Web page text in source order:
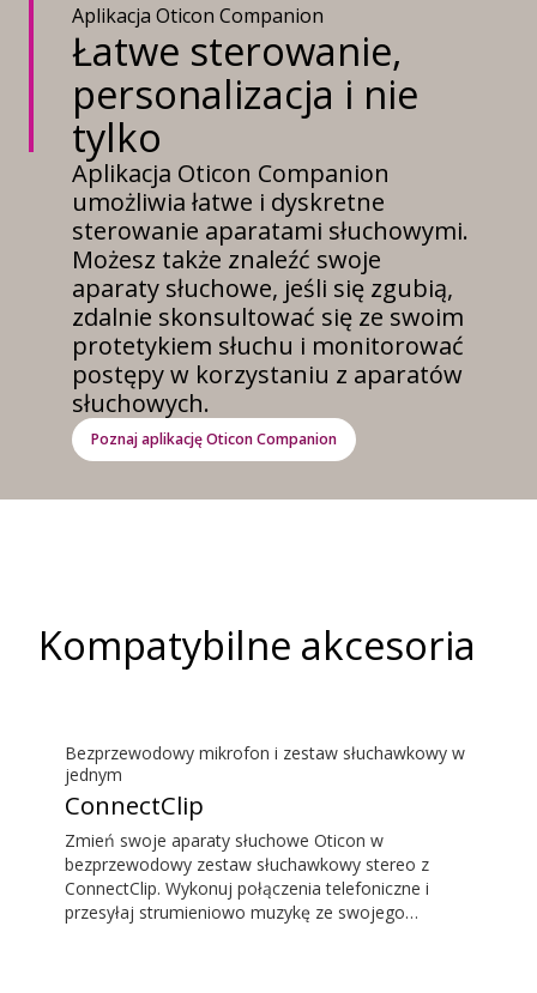
Aplikacja Oticon Companion
Łatwe sterowanie,
personalizacja i nie
tylko
Aplikacja Oticon Companion
umożliwia łatwe i dyskretne
sterowanie aparatami słuchowymi.
Możesz także znaleźć swoje
aparaty słuchowe, jeśli się zgubią,
zdalnie skonsultować się ze swoim
protetykiem słuchu i monitorować
postępy w korzystaniu z aparatów
słuchowych.
Poznaj aplikację Oticon Companion
Kompatybilne akcesoria
Bezprzewodowy mikrofon i zestaw słuchawkowy w
jednym
ConnectClip
Zmień swoje aparaty słuchowe Oticon w
bezprzewodowy zestaw słuchawkowy stereo z
ConnectClip. Wykonuj połączenia telefoniczne i
przesyłaj strumieniowo muzykę ze swojego